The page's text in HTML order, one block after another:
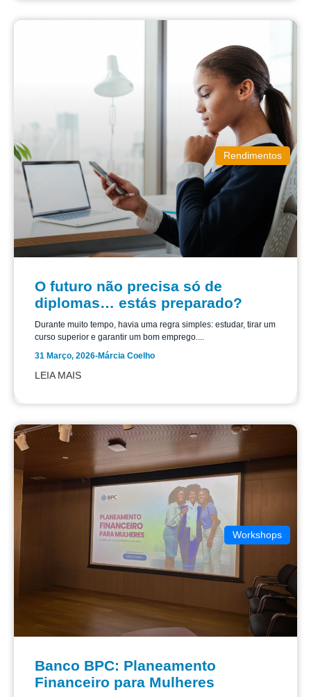
Rendimentos
O futuro não precisa só de
diplomas… estás preparado?
Durante muito tempo, havia uma regra simples: estudar, tirar um
curso superior e garantir um bom emprego....
31 Março, 2026-Márcia Coelho
LEIA MAIS
Workshops
Banco BPC: Planeamento
Financeiro para Mulheres